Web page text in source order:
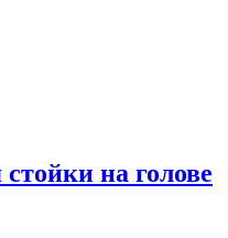
на голове